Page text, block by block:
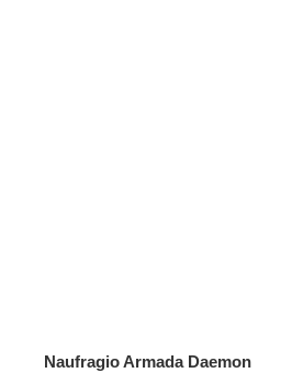
Naufragio Armada Daemon